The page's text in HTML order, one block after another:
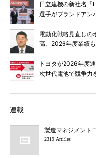
日立建機の新社名「
選手がブランドアン
電動化戦略見直しの
高、2026年度業績
トヨタが2026年度
次世代電池で競争力
連載
製造マネジメント
2319 Articles